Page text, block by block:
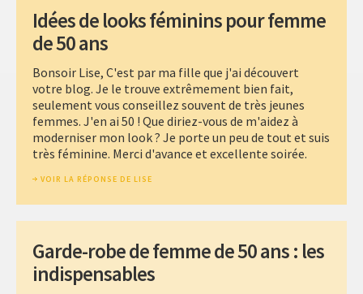
Idées de looks féminins pour femme
de 50 ans
Bonsoir Lise, C'est par ma fille que j'ai découvert
votre blog. Je le trouve extrêmement bien fait,
seulement vous conseillez souvent de très jeunes
femmes. J'en ai 50 ! Que diriez-vous de m'aidez à
moderniser mon look ? Je porte un peu de tout et suis
très féminine. Merci d'avance et excellente soirée.
VOIR LA RÉPONSE DE LISE
Garde-robe de femme de 50 ans : les
indispensables